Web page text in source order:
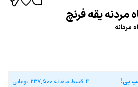
مردنه یقه فرنچ
مردانه
پی! 4 قسط ماهانه 237,500 تومانی